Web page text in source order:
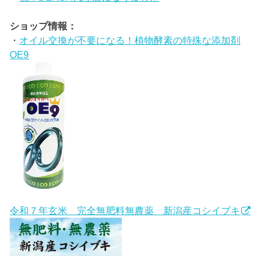
ショップ情報：
・ オイル交換が不要になる！植物酵素の特殊な添加剤
OE9
令和７年玄米 完全無肥料無農薬 新潟産コシイブキ